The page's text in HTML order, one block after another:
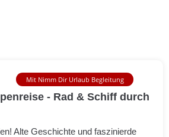
Mit Nimm Dir Urlaub Begleitung
- Rad & Schiff durch
Alte Geschichte und faszinierde